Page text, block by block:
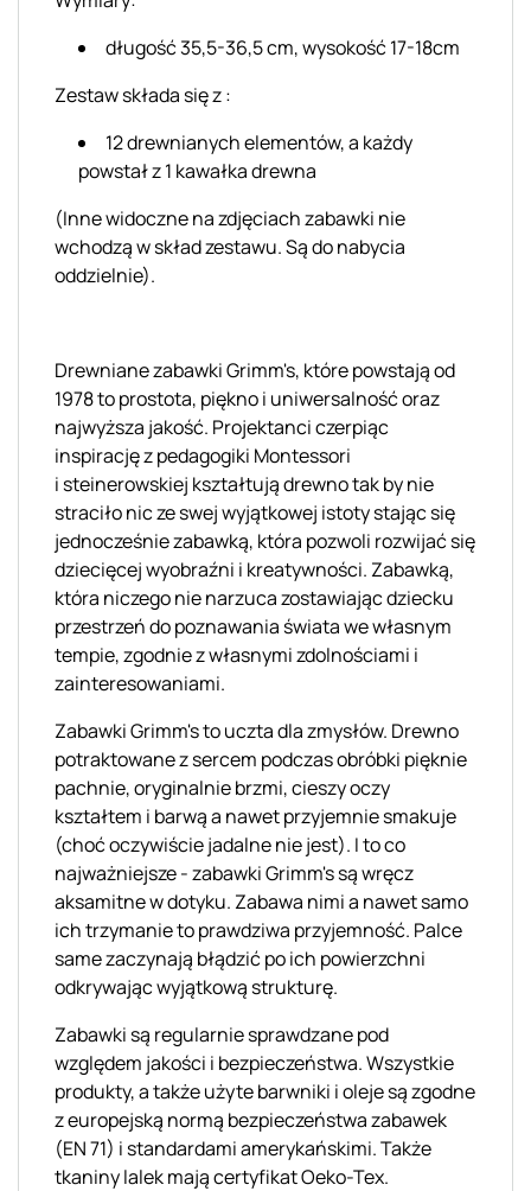
długość 35,5-36,5 cm, wysokość 17-18cm
Zestaw składa się z :
12 drewnianych elementów, a każdy
powstał z 1 kawałka drewna
(Inne widoczne na zdjęciach zabawki nie
wchodzą w skład zestawu.Sądo nabycia
oddzielnie).
Drewniane zabawkiGrimm's, które powstająod
1978 to prostota, piękno i uniwersalność oraz
najwyższa jakość. Projektanci czerpiąc
inspirację z pedagogiki Montessori
i steinerowskiej kształtują drewno tak by nie
straciło nic ze swej wyjątkowej istoty stając się
jednocześnie zabawką, która pozwoli rozwijać się
dziecięcej wyobraźni i kreatywności. Zabawką,
która niczego nie narzuca zostawiając dziecku
przestrzeń do poznawania świata we własnym
tempie, zgodnie z własnymi zdolnościami i
zainteresowaniami.
ZabawkiGrimm'sto uczta dla zmysłów. Drewno
potraktowane z sercem podczas obróbki pięknie
pachnie, oryginalnie brzmi, cieszy oczy
kształtem i barwą a nawet przyjemnie smakuje
(choć oczywiście jadalne nie jest). I to co
najważniejsze - zabawkiGrimm'ssą wręcz
aksamitne w dotyku. Zabawa nimi a nawet samo
ich trzymanie to prawdziwa przyjemność. Palce
same zaczynają błądzić po ich powierzchni
odkrywając wyjątkową strukturę.
Zabawki są regularnie sprawdzane pod
względem jakości i bezpieczeństwa. Wszystkie
produkty, a także użyte barwniki i oleje są zgodne
z europejską normą bezpieczeństwa zabawek
(EN 71) i standardami amerykańskimi. Także
tkaniny lalek mają certyfikatOeko-Tex.